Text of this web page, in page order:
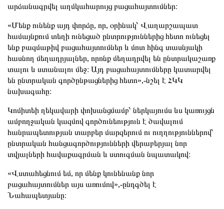
արձանագրվել աղմկահարույց բացահայտումներ։
«Մենք ունենք այդ փորձը, որ, օրինակ՝ Վաղարշապատ
համայնքում տեղի ունեցած ընտրություններից հետո ունեցել
ենք բազմաթիվ բացահայտումներ և մոտ հինգ տասնյակի
հասնող մեղադրյալներ, որոնք մեղադրվել են ընտրակաշառք
տալու և ստանալու մեջ։ Այդ բացահայտումները կատարվել
են ընտրական գործընթացներից հետո»,-նշել է ՀԿԿ
նախագահը։
Կոմիտեի ղեկավարի փոխանցմամբ՝ ներկայումս ևս կառույցն
ամբողջական կազմով գործունեություն է ծավալում
հանրապետության տարբեր մարզերում ու ուղղություններով՝
ընտրական հանցագործությունների վերաբերյալ նոր
տվյալների հավաքագրման և ստուգման նպատակով։
«Վստահեցնում եմ, որ մենք կունենանք նոր
բացահայտումներ այս առումով»,-ընդգծել է
Նահապետյանը։